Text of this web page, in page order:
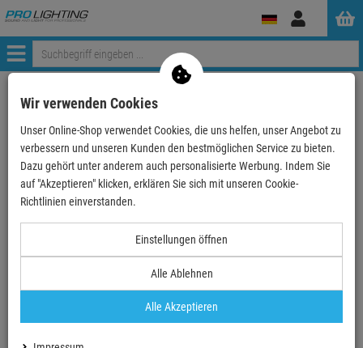
Anmelden
Menü
Weiter einkaufen ProLighting
Zurrgurt mit Ratsche, 1-teilig, 25mm, Länge: 5.0m…
Zurrgurt mit Ratsche, 1-teilig, 25mm, Länge:
5.0m 800kg, SCHWARZ, DIN12195-2
Artikel-Nummer:ULZGR101050
/ Monat
Wir verwenden Cookies
Unser Online-Shop verwendet Cookies, die uns helfen, unser Angebot zu
verbessern und unseren Kunden den bestmöglichen Service zu bieten.
Dazu gehört unter anderem auch personalisierte Werbung. Indem Sie
auf "Akzeptieren" klicken, erklären Sie sich mit unseren Cookie-
Richtlinien einverstanden.
Einstellungen öffnen
Alle Ablehnen
Alle Akzeptieren